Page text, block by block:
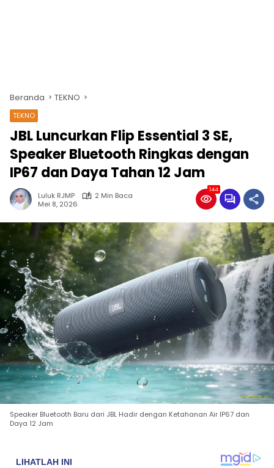
Beranda TEKNO
TEKNO
JBL Luncurkan Flip Essential 3 SE,
Speaker Bluetooth Ringkas dengan
IP67 dan Daya Tahan 12 Jam
Luluk RJMP
2 Min Baca
Mei 8, 2026
144
Speaker Bluetooth Baru dari JBL Hadir dengan Ketahanan Air IP67 dan
Daya 12 Jam